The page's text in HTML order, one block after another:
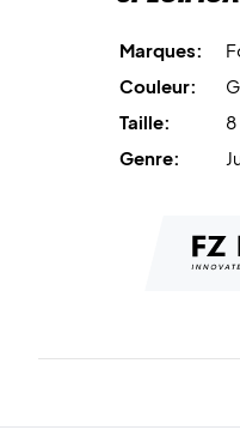
Marques:
Couleur:
Taille:
8
Genre: